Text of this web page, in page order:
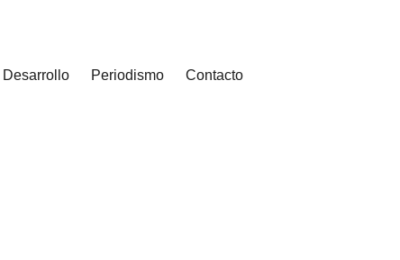
Desarrollo Periodismo Contacto